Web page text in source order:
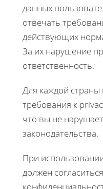
данных
отвечать
действующих
За их нарушение
ответственность.
Для каждой
требования к
что вы не
законодательства.
При
должен